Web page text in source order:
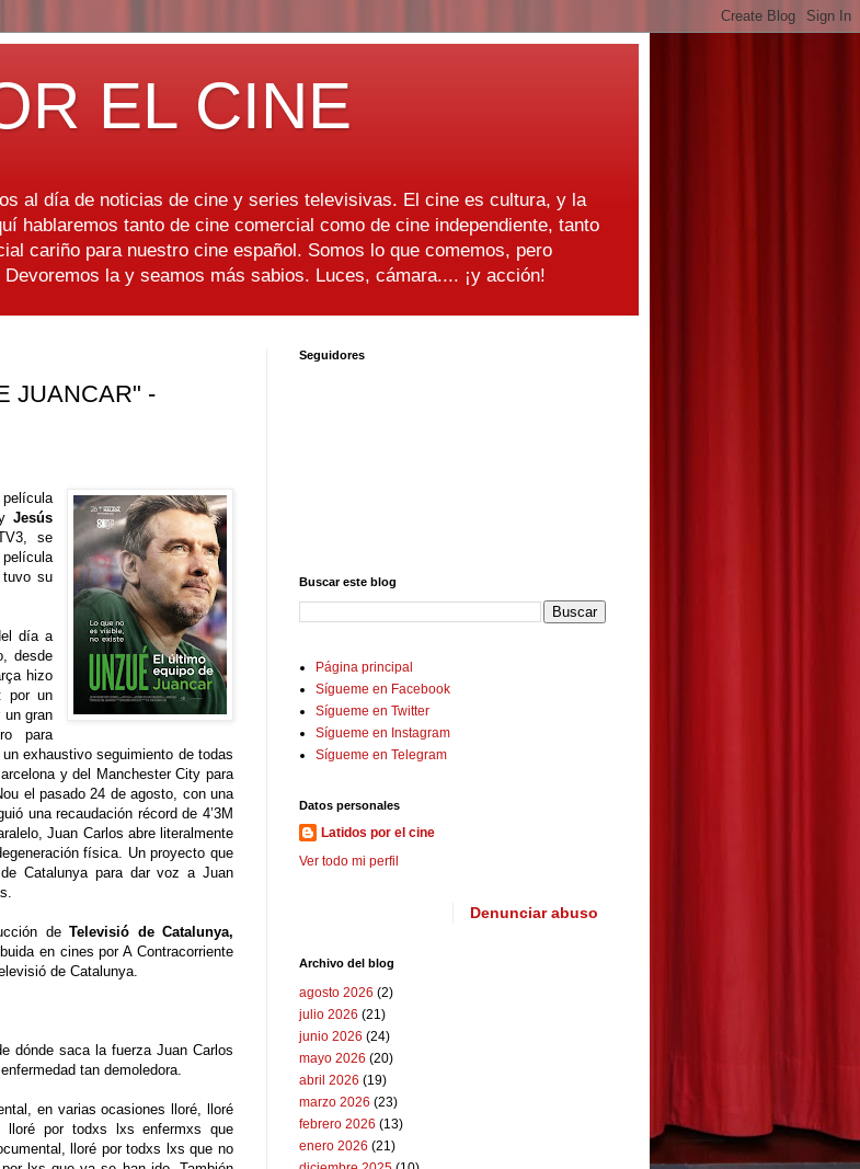
EL CINE
al día de noticias de cine y series televisivas. El cine es cultura, y la
hablaremos tanto de cine comercial como de cine independiente, tanto
cariño para nuestro cine español. Somos lo que comemos, pero
la y seamos más sabios. Luces, cámara.... ¡y acción!
JUANCAR" -
Jesús
se
su
día a
desde
hizo
por un
un gran
para
exhaustivo seguimiento de todas
y del Manchester City para
el pasado 24 de agosto, con una
una recaudación récord de 4’3M
Juan Carlos abre literalmente
física. Un proyecto que
Catalunya para dar voz a Juan
de Televisió de Catalunya,
en cines por A Contracorriente
de Catalunya.
dónde saca la fuerza Juan Carlos
tan demoledora.
en varias ocasiones lloré, lloré
lloré por todxs lxs enfermxs que
lloré por todxs lxs que no
Seguidores
Buscar este blog
Página principal
Sígueme en Facebook
Sígueme en Twitter
Sígueme en Instagram
Sígueme en Telegram
Datos personales
Latidos por el cine
Ver todo mi perfil
Denunciar abuso
Archivo del blog
agosto 2026 (2)
julio 2026 (21)
junio 2026 (24)
mayo 2026 (20)
abril 2026 (19)
marzo 2026 (23)
febrero 2026 (13)
enero 2026 (21)